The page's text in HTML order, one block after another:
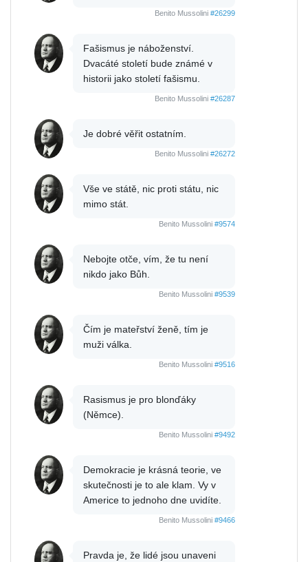
Benito Mussolini #26299
Fašismus je náboženství.
Dvacáté století bude známé v
historii jako století fašismu.
Benito Mussolini #26287
Je dobré věřit ostatním.
Benito Mussolini #26272
Vše ve státě, nic proti státu, nic
mimo stát.
Benito Mussolini #9574
Nebojte otče, vím, že tu není
nikdo jako Bůh.
Benito Mussolini #9539
Čím je mateřství ženě, tím je
muži válka.
Benito Mussolini #9516
Rasismus je pro blonďáky
(Němce).
Benito Mussolini #9492
Demokracie je krásná teorie, ve
skutečnosti je to ale klam. Vy v
Americe to jednoho dne uvidíte.
Benito Mussolini #9466
Pravda je, že lidé jsou unaveni